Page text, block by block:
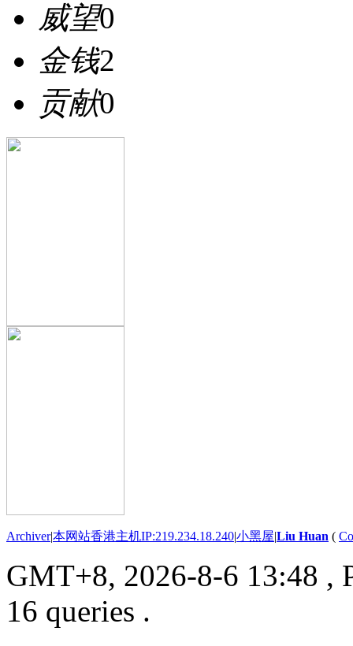
威望0
金钱2
贡献0
Archiver|本网站香港主机IP:219.234.18.240|小黑屋|Liu Huan (
GMT+8, 2026-8-6 13:48 ,
16 queries .